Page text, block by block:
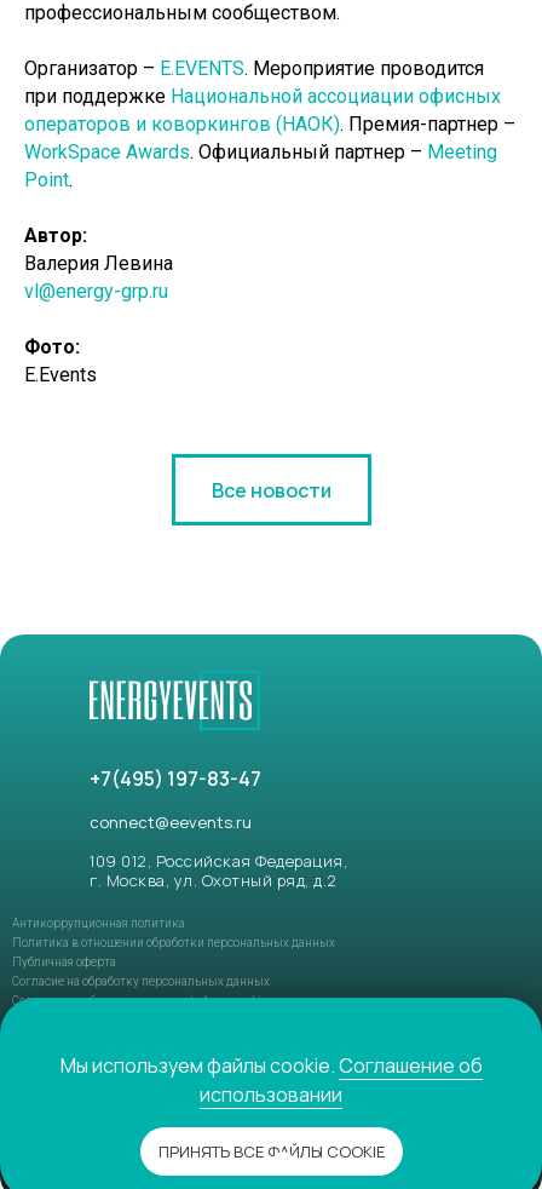
профессиональным сообществом.
Организатор – E.EVENTS. Мероприятие проводится
при поддержке Национальной ассоциации офисных
операторов и коворкингов (НАОК). Премия-партнер –
WorkSpace Awards. Официальный партнер – Meeting
Point.
Автор:
Валерия Левина
vl@energy-grp.ru
Фото:
E.Events
Все новости
Разработано
© 2021-2026 ENERGYEVENTS. Все права защищены
109 012, Российская Федерация,
г. Москва, ул. Охотный ряд, д.2
+7(495) 197-83-47
connect@eevents.ru
Антикоррупционная политика
Политика в отношении обработки персональных данных
Публичная оферта
Согласие на обработку персональных данных
Соглашение об использовании файлов-cookie
Мы используем файлы cookie.Соглашение об
использовании
ПРИНЯТЬ ВСЕ ФАЙЛЫ COOKIE